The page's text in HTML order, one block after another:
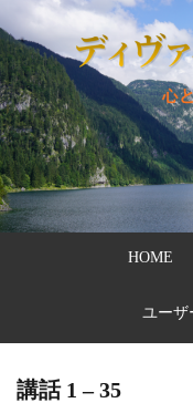
HOME
ユーザ
講話 1 – 35